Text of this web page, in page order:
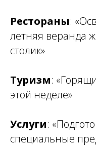
Рестораны:
летняя веранда
столик»
Туризм:
этой неделе»
Услуги:
специальные